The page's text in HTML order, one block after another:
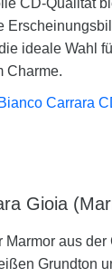
ideale Wahl
Charme.
Bianco Carrara
Gioia
Marmor aus
Grundton